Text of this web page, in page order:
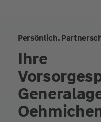
Persönlich.
Ihre